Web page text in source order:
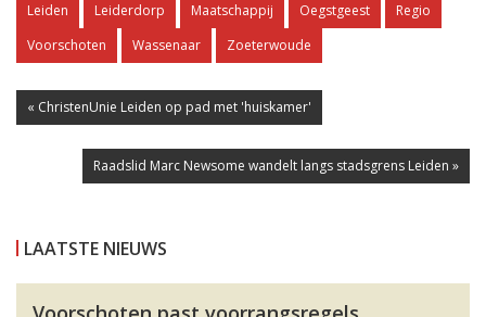
Leiden Leiderdorp Maatschappij Oegstgeest
Regio
Voorschoten
Wassenaar Zoeterwoude
« ChristenUnie Leiden op pad met 'huiskamer'
Raadslid Marc Newsome wandelt langs stadsgrens Leiden »
LAATSTE NIEUWS